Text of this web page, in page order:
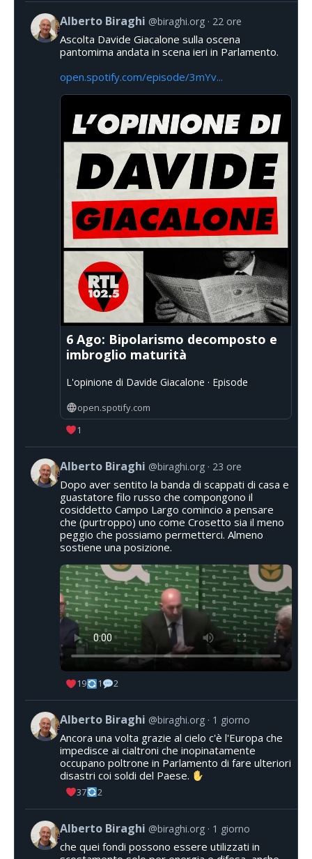
Alberto Biraghi @biraghi.org 22 ore
Ascolta Davide Giacalone sulla oscena
pantomima andata in scena ieri in Parlamento.
open.spotify.com/episode/3mYv...
6 Ago: Bipolarismo decomposto e
imbroglio maturità
L'opinione di Davide Giacalone · Episode
open.spotify.com
1
Alberto Biraghi @biraghi.org 23 ore
Dopo aver sentito la banda di scappati di casa e
guastatore filo russo che compongono il
cosiddetto Campo Largo comincio a pensare
che (purtroppo) uno come Crosetto sia il meno
peggio che possiamo permetterci. Almeno
sostiene una posizione.
19 1 2
Alberto Biraghi @biraghi.org 1 giorno
Ancora una volta grazie al cielo c'è l'Europa che
impedisce ai cialtroni che inopinatamente
occupano poltrone in Parlamento di fare ulteriori
disastri coi soldi del Paese.
37 2
Alberto Biraghi @biraghi.org 1 giorno
che quei fondi possono essere utilizzati in